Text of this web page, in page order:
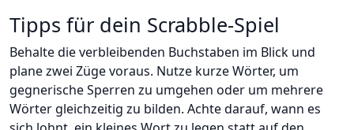
Tipps für dein Scrabble-Spiel
Behalte die verbleibenden Buchstaben im Blick und
plane zwei Züge voraus. Nutze kurze Wörter, um
gegnerische Sperren zu umgehen oder um mehrere
Wörter gleichzeitig zu bilden. Achte darauf, wann es